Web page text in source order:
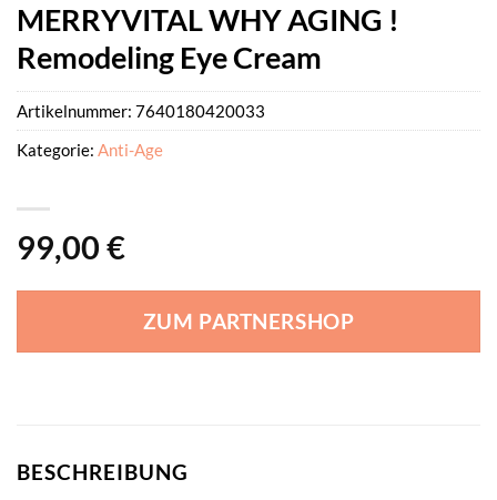
MERRYVITAL WHY AGING !
Remodeling Eye Cream
99,00 €
ZUM PARTNERSHOP
Artikelnummer: 7640180420033
Kategorie: Anti-Age
BESCHREIBUNG